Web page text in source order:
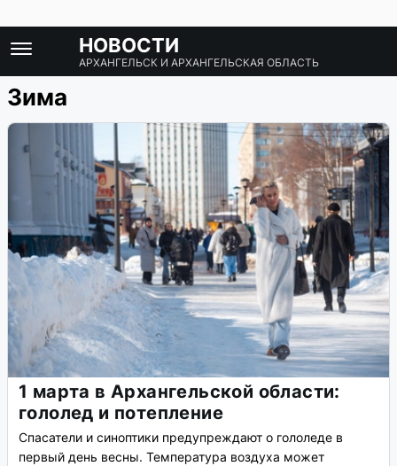
НОВОСТИ
АРХАНГЕЛЬСК И АРХАНГЕЛЬСКАЯ ОБЛАСТЬ
Зима
1 марта в Архангельской области:
гололед и потепление
Спасатели и синоптики предупреждают о гололеде в
первый день весны. Температура воздуха может